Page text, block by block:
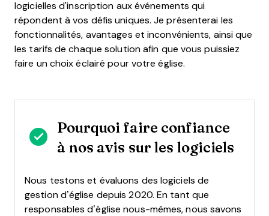
logicielles d'inscription aux événements qui
répondent à vos défis uniques. Je présenterai les
fonctionnalités, avantages et inconvénients, ainsi que
les tarifs de chaque solution afin que vous puissiez
faire un choix éclairé pour votre église.
Pourquoi faire confiance
à nos avis sur les logiciels
Nous testons et évaluons des logiciels de
gestion d’église depuis 2020. En tant que
responsables d’église nous-mêmes, nous savons